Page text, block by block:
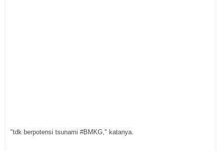
"tdk berpotensi tsunami #BMKG," katanya.